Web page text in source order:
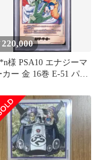
220,000
様 PSA10 エナジーマ
カー 金 16巻 E-51 パラ